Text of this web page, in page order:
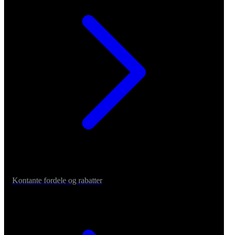
Kontante fordele og rabatter